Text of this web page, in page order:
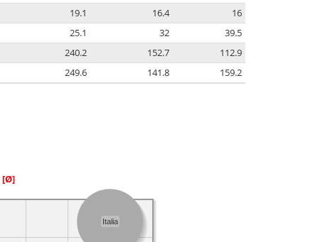
19.1 16.4
16
25.1 32
39.5
240.2 152.7
112.9
249.6 141.8 159.2
[Ø]
Italia